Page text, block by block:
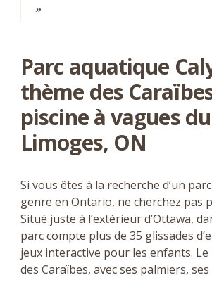
Parc aquatique
thème des
piscine à vagues
Limoges, ON
Si vous êtes à la recherche d’un
genre en Ontario, ne cherchez pas
Situé juste à l’extérieur d’Ottawa,
parc compte plus de 35 glissades
jeux interactive pour les enfants.
des Caraïbes, avec ses palmiers,